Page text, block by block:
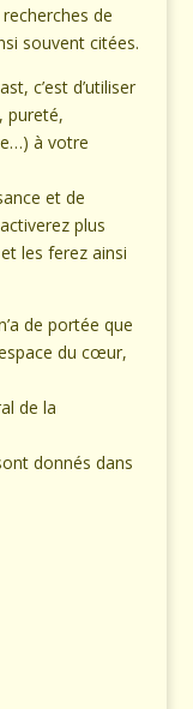
de
souvent citées.
c’est d’utiliser
pureté,
à votre
et de
plus
les ferez ainsi
de portée que
du cœur,
de la
donnés dans